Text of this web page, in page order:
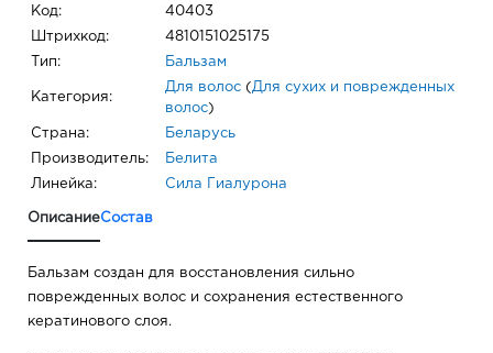
Код: 40403
Штрихкод: 4810151025175
Тип: Бальзам
Категория:
Для волос ( Для сухих и поврежденных
волос)
Страна: Беларусь
Производитель: Белита
Линейка: Сила Гиалурона
ОписаниеСостав
Бальзам создан для восстановления сильно
поврежденных волос и сохранения естественного
кератинового слоя.